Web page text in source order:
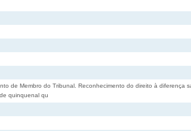
de Membro do Tribunal. Reconhecimento do direito à
quinquenal qu